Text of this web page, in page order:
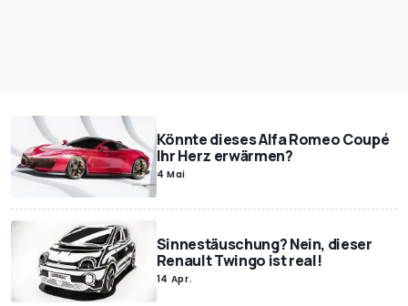
Könnte dieses Alfa Romeo Coupé
Ihr Herz erwärmen?
4 Mai
Sinnestäuschung? Nein, dieser
Renault Twingo ist real!
14 Apr.